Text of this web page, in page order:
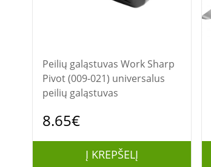
Peilių galąstuvas Work Sharp
Pivot (009-021) universalus
peilių galąstuvas
8.65€
Į KREPŠELĮ